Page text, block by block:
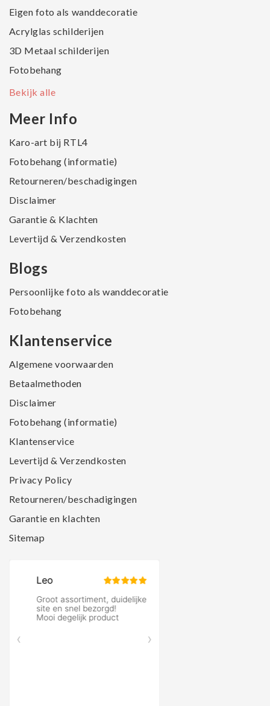
Eigen foto als wanddecoratie
Acrylglas schilderijen
3D Metaal schilderijen
Fotobehang
Bekijk alle
Meer Info
Karo-art bij RTL4
Fotobehang (informatie)
Retourneren/beschadigingen
Disclaimer
Garantie & Klachten
Levertijd & Verzendkosten
Blogs
Persoonlijke foto als wanddecoratie
Fotobehang
Klantenservice
Algemene voorwaarden
Betaalmethoden
Disclaimer
Fotobehang (informatie)
Klantenservice
Levertijd & Verzendkosten
Privacy Policy
Retourneren/beschadigingen
Garantie en klachten
Sitemap